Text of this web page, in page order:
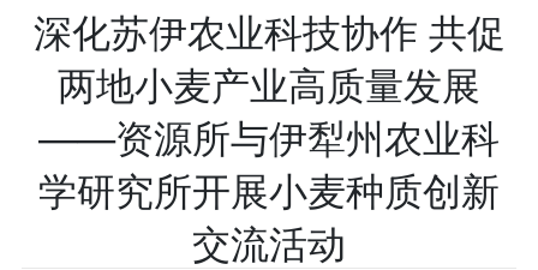
深化苏伊农业科技协作 共促
两地小麦产业高质量发展
——资源所与伊犁州农业科
学研究所开展小麦种质创新
交流活动